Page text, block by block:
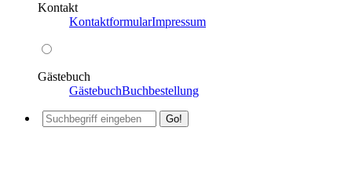
Kontakt
KontaktformularImpressum
Gästebuch
GästebuchBuchbestellung